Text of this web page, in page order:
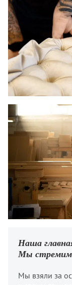
Наша
Мы
Мы взяли за